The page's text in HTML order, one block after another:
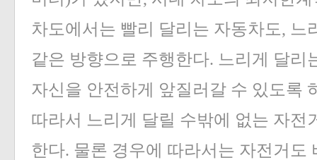
차도에서는 빨리 달리는 자동차도, 느
같은 방향으로 주행한다. 느리게 달리
자신을 안전하게 앞질러갈 수 있도록
따라서 느리게 달릴 수밖에 없는 자전
한다. 물론 경우에 따라서는 자전거도